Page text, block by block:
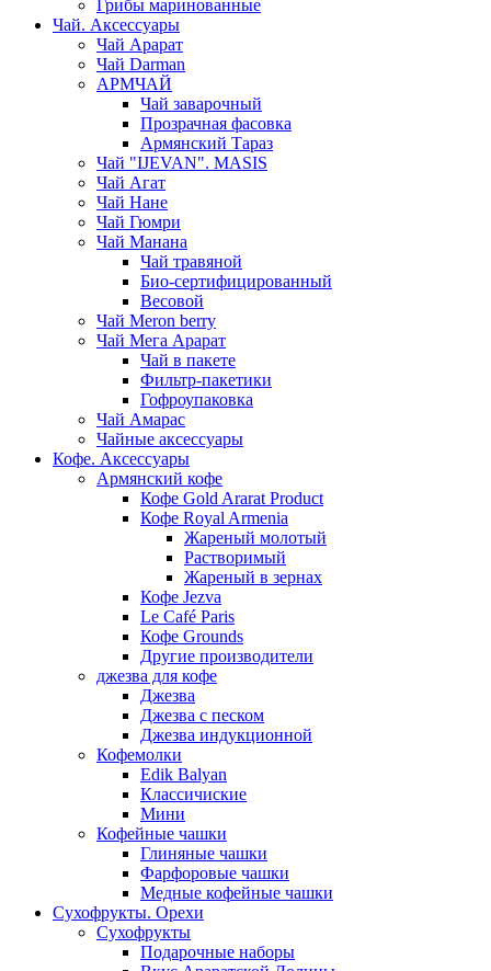
Грибы маринованные
Чай. Аксессуары
Чай Арарат
Чай Darman
АРМЧАЙ
Чай заварочный
Прозрачная фасовка
Армянский Тараз
Чай "IJEVAN". MASIS
Чай Агат
Чай Нане
Чай Гюмри
Чай Манана
Чай травяной
Био-сертифицированный
Весовой
Чай Meron berry
Чай Мега Арарат
Чай в пакете
Фильтр-пакетики
Гофроупаковка
Чай Амарас
Чайные аксессуары
Кофе. Аксессуары
Армянский кофе
Кофе Gold Ararat Product
Кофе Royal Armenia
Жареный молотый
Растворимый
Жареный в зернах
Кофе Jezva
Le Café Paris
Кофе Grounds
Другие производители
джезва для кофе
Джезва
Джезва с песком
Джезва индукционной
Кофемолки
Edik Balyan
Классичиские
Мини
Кофейные чашки
Глиняные чашки
Фарфоровые чашки
Медные кофейные чашки
Сухофрукты. Орехи
Сухофрукты
Подарочные наборы